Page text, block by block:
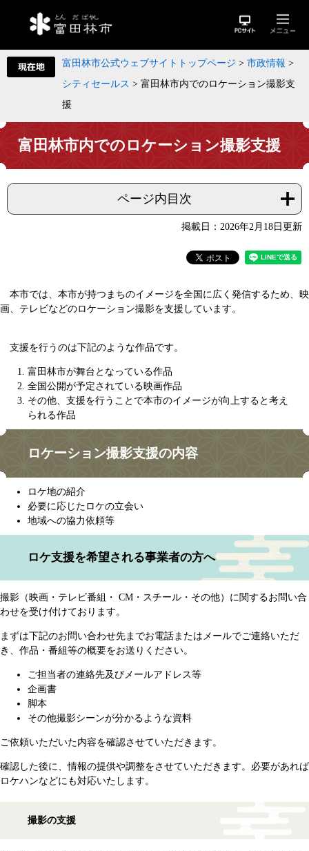
富田林市公式ウェブサイトトップページ > 市政情報 >
シティセールス > 富田林市内でのロケーション撮影支
援
富田林市内でのロケーション撮影支援
ページ内目次
掲載日：2026年2月18日更新
本市では、本市が持つまちのイメージを全国に広く発信するため、映
画、テレビなどのロケーション撮影を支援しています。
支援を行うのは下記のような作品です。
富田林市が舞台となっている作品
全国公開が予定されている映画作品
その他、支援を行うことで本市のイメージが向上すると考え
られる作品
ロケーション撮影支援の内容
ロケ地の紹介
必要に応じたロケの立会い
地域への協力依頼等
ロケ支援を希望される事業者の方へ
撮影（映画・テレビ番組・ CM・スチール・その他）に関するお問い合
わせを受け付けております。
まずは下記のお問い合わせ先までお電話またはメールでご連絡いただ
き、作品・番組等の概要をお送りください。
ご担当者の連絡先及びメールアドレス等
企画書
脚本
その他撮影シーンが分かるような資料
ご依頼いただいた内容を確認させていただきます。
確認した後に、情報の提供や調整をさせていただきます。必要があれば
ロケハンなどにも対応いたします。
撮影の支援